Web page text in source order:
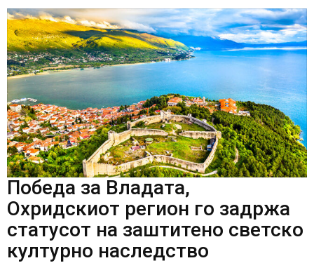
Победа за Владата,
Охридскиот регион го задржа
статусот на заштитено светско
културно наследство